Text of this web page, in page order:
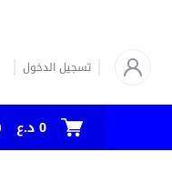
تسجيل الدخول
0 د.ع